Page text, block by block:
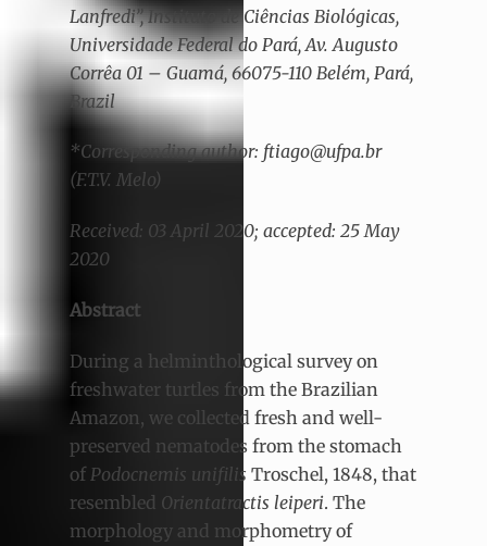
Lanfredi”, Instituto de Ciências Biológicas,
Universidade Federal do Pará, Av. Augusto
Corrêa 01 – Guamá, 66075-110 Belém, Pará,
Brazil
*Corresponding author: ftiago@ufpa.br
(F.T.V. Melo)
Received: 03 April 2020; accepted: 25 May
2020
Abstract
During a helminthological survey on
freshwater turtles from the Brazilian
Amazon, we collected fresh and well-
preserved nematodes from the stomach
of Podocnemis unifilis Troschel, 1848, that
resembled Orientatractis leiperi. The
morphology and morphometry of